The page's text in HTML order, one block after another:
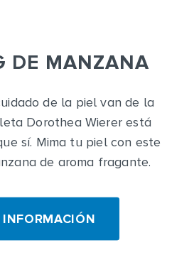
DE MANZANA
de la piel van de la
Dorothea Wierer está
sí. Mima tu piel con este
de aroma fragante.